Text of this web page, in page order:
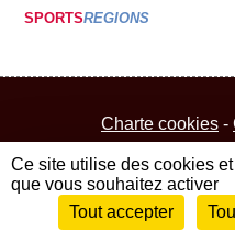
SPORTSREGIONS
Charte cookies
Envie de participer ?
Ce site utilise des cookies
que vous souhaitez activer
Tout accepter